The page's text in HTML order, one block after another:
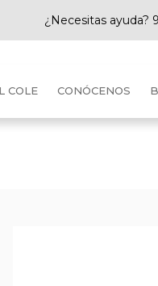
¿Necesitas ayuda?
COLE CONÓCENOS